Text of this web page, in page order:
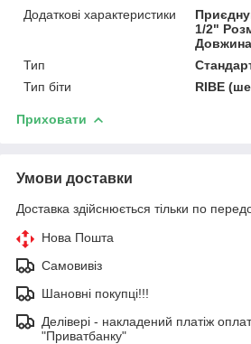
Додаткові характеристики
1/2"
Тип
Тип біти
RIBE
Приховати
Умови доставки
Доставка здійснюється тільки по
Нова Пошта
Самовивіз
Шановні покупці!!!
Делівері - накладений платіж
"Приватбанку"